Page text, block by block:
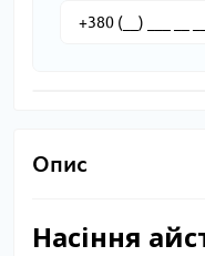
Опис
Насіння